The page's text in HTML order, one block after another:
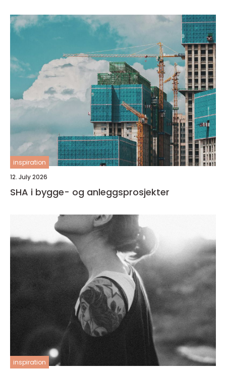
inspiration
12. July 2026
SHA i bygge- og anleggsprosjekter
inspiration